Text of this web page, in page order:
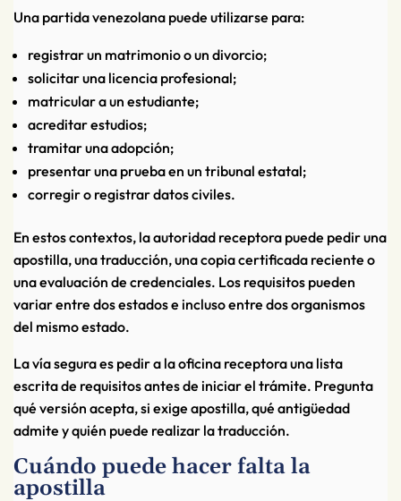
Una partida venezolana puede utilizarse para:
registrar un matrimonio o un divorcio;
solicitar una licencia profesional;
matricular a un estudiante;
acreditar estudios;
tramitar una adopción;
presentar una prueba en un tribunal estatal;
corregir o registrar datos civiles.
En estos contextos, la autoridad receptora puede pedir una
apostilla, una traducción, una copia certificada reciente o
una evaluación de credenciales. Los requisitos pueden
variar entre dos estados e incluso entre dos organismos
del mismo estado.
La vía segura es pedir a la oficina receptora una lista
escrita de requisitos antes de iniciar el trámite. Pregunta
qué versión acepta, si exige apostilla, qué antigüedad
admite y quién puede realizar la traducción.
Cuándo puede hacer falta la
apostilla